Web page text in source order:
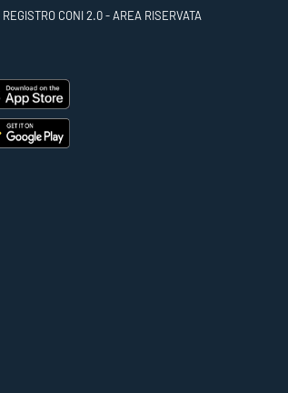
REGISTRO CONI 2.0 - AREA RISERVATA